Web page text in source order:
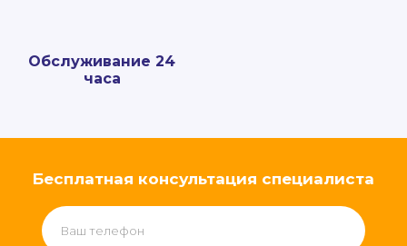
Обслуживание 24
часа
Бесплатная консультация специалиста